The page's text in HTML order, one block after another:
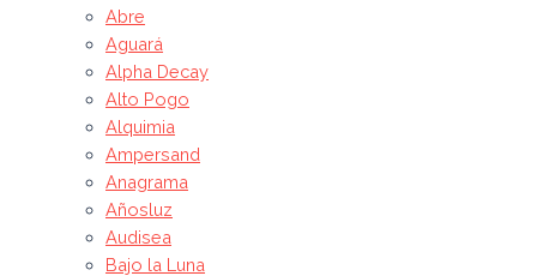
Abre
Aguará
Alpha Decay
Alto Pogo
Alquimia
Ampersand
Anagrama
Añosluz
Audisea
Bajo la Luna